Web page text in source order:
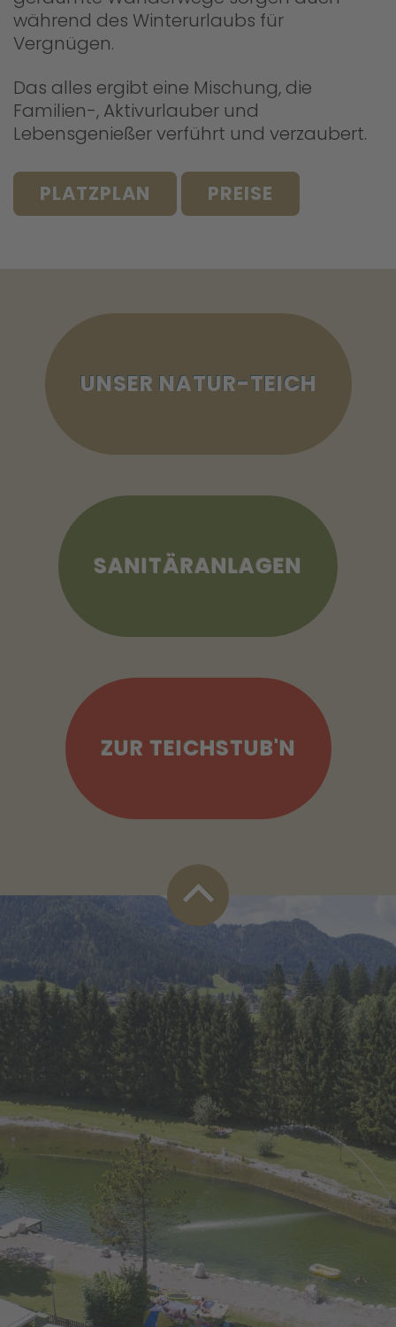
während des Winterurlaubs für
Vergnügen.
Das alles ergibt eine Mischung, die
Familien-, Aktivurlauber und
Lebensgenießer verführt und verzaubert.
PLATZPLAN PREISE
UNSER NATUR-TEICH
SANITÄRANLAGEN
ZUR TEICHSTUB'N